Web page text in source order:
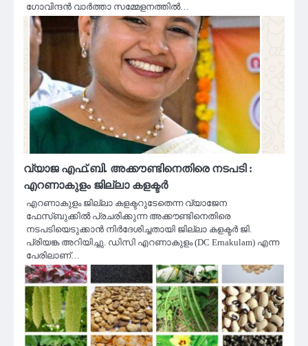
ഗോവിന്ദന്‍ വാര്‍ത്താ സമ്മേളനത്തില്‍…
വ്യാജ എഫ്.ബി. അക്കൗണ്ടിനെതിരെ നടപടി :
എറണാകുളം ജില്ലാ കളക്ടർ
എറണാകുളം ജില്ലാ കളക്ടറുടേതെന്ന വ്യാജേന
ഫേസ്ബുക്കിൽ പ്രചരിക്കുന്ന അക്കൗണ്ടിനെതിരെ
നടപടിയെടുക്കാൻ നിർദേശിച്ചതായി ജില്ലാ കളക്ടർ ജി.
പ്രിയങ്ക അറിയിച്ചു. ഡിസി എറണാകുളം (DC Ernakulam) എന്ന
പേരിലാണ്…